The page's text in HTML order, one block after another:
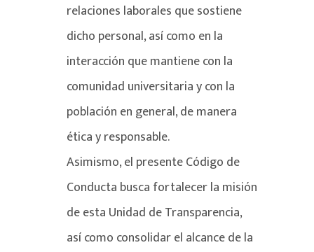
relaciones laborales que sostiene
dicho personal, así como en la
interacción que mantiene con la
comunidad universitaria y con la
población en general, de manera
ética y responsable.
Asimismo, el presente Código de
Conducta busca fortalecer la misión
de esta Unidad de Transparencia,
así como consolidar el alcance de la